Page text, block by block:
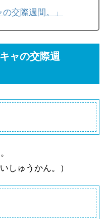
交際週間。」
ャの交際週
しゅうかん。）